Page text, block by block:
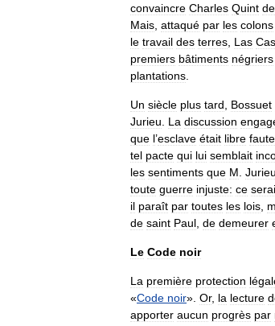
convaincre Charles Quint de
Mais attaqué par les colons
le travail des terres Las
premiers bâtiments négriers
plantations
Un siècle plus tard Bossuet
Jurieu
La discussion
que l’esclave était libre faute
tel pacte qui lui semblait
les sentiments que M Jurieu
toute guerre injuste: ce
il paraît par toutes les lois
de saint Paul de demeurer
Le Code noir
La première protection
«Code noir». Or, la lecture
apporter aucun progrès par